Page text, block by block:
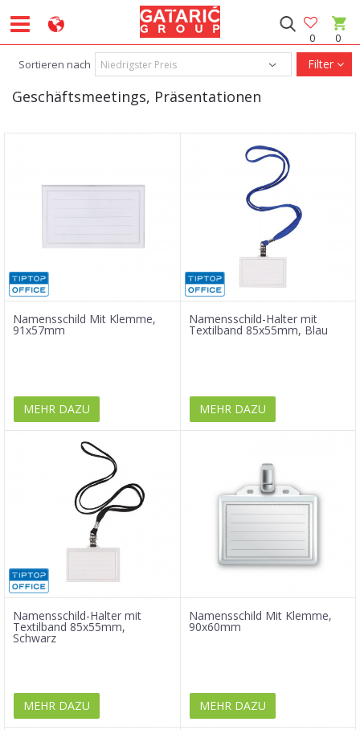
0
0
Geschäftsmeetings, Präsentationen
Sortieren nach Filter
Namensschild Mit Klemme,
91x57mm
MEHR DAZU
Namensschild-Halter mit
Textilband 85x55mm, Blau
MEHR DAZU
Namensschild-Halter mit
Textilband 85x55mm,
Schwarz
MEHR DAZU
Namensschild Mit Klemme,
90x60mm
MEHR DAZU